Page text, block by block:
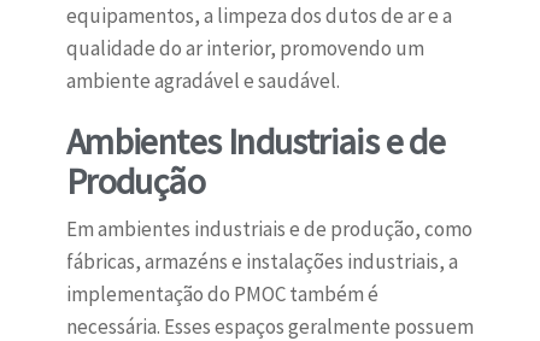
equipamentos, a limpeza dos dutos de ar e a
qualidade do ar interior, promovendo um
ambiente agradável e saudável.
Ambientes Industriais e de
Produção
Em ambientes industriais e de produção, como
fábricas, armazéns e instalações industriais, a
implementação do PMOC também é
necessária. Esses espaços geralmente possuem